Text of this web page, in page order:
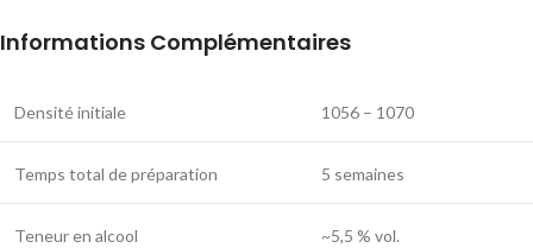
Informations Complémentaires
Densité initiale 1056 – 1070
Temps total de préparation 5 semaines
Teneur en alcool ~5,5 % vol.